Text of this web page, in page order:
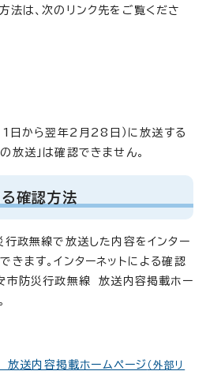
法は、次のリンク先をご覧くださ
1日から翌年2月28日）に放送する
放送」は確認できません。
る確認方法
政無線で放送した内容をインター
きます。インターネットによる確認
市防災行政無線 放送内容掲載ホー
送内容掲載ホームページ （外部リ